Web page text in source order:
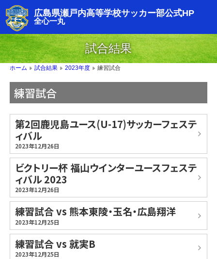
広島県瀬戸内高等学校サッカー部公式HP
全心一丸
試合結果
ホーム ▶ 試合結果 ▶ 2023年度 ▶ 練習試合
練習試合
第2回鹿児島ユース(U-17)サッカーフェステ
ィバル
2023年12月26日
ビクトリー杯 福山ウインターユースフェステ
ィバル 2023
2023年12月26日
練習試合 vs 熊本東陵・玉名・広島翔洋
2023年12月25日
練習試合 vs 就実B
2023年12月25日